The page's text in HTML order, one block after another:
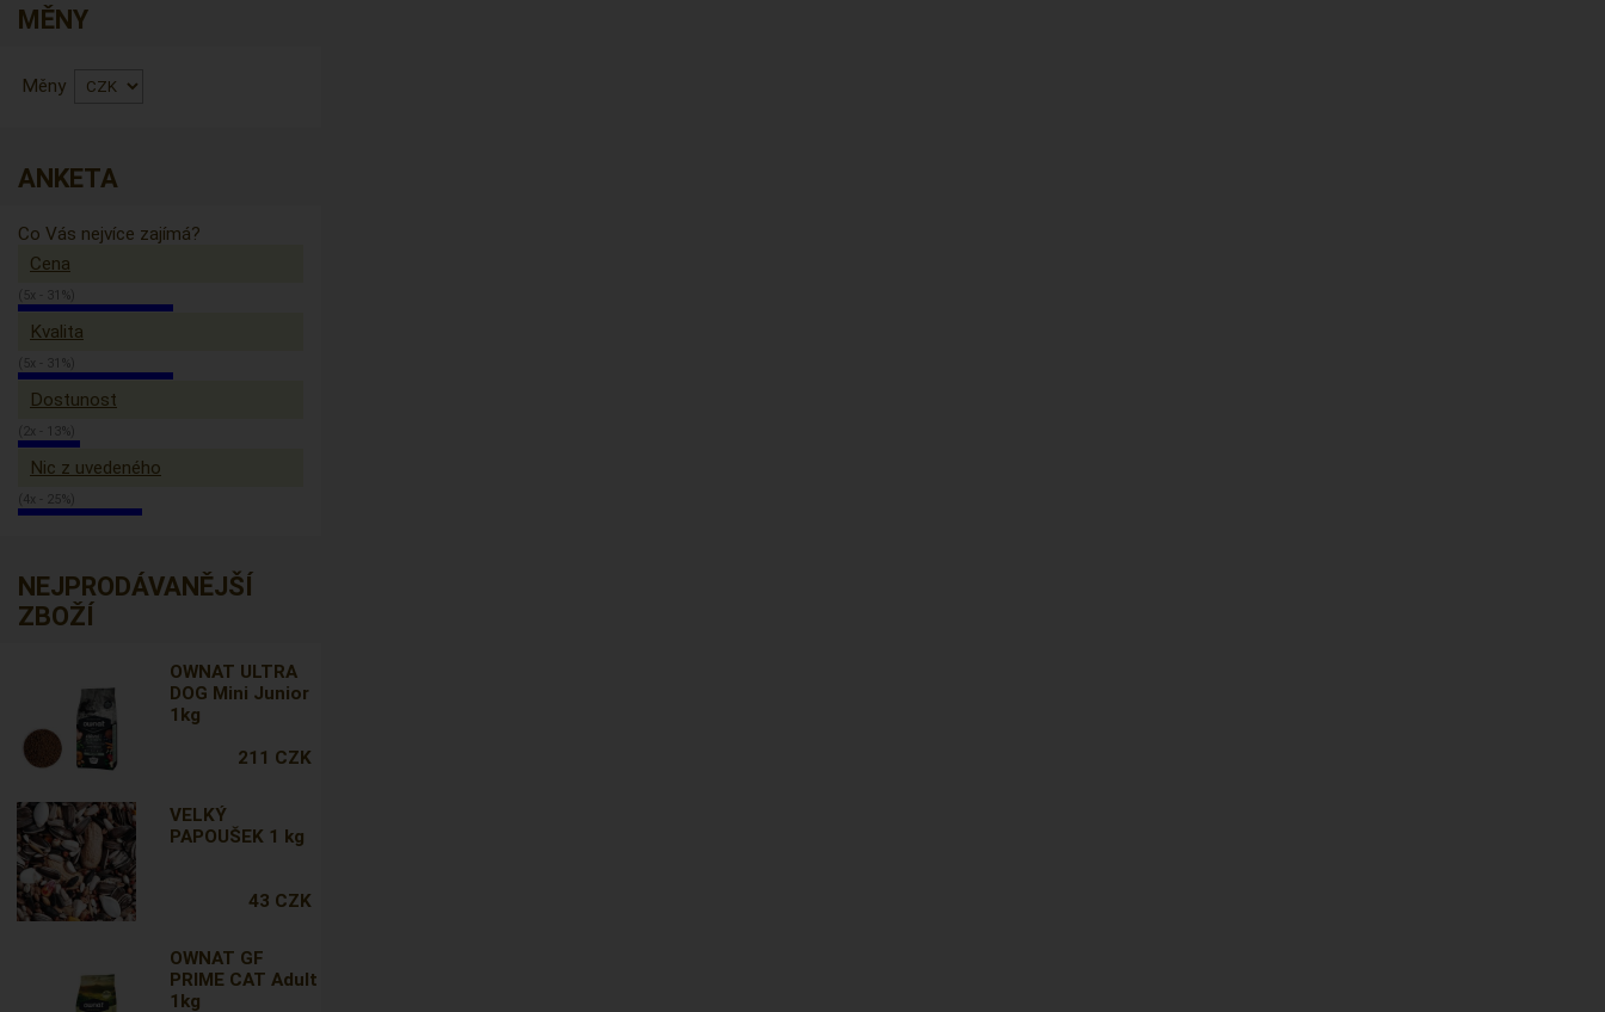
MĚNY
Měny
ANKETA
Co Vás nejvíce zajímá?
Cena
(5x - 31%)
Kvalita
(5x - 31%)
Dostunost
(2x - 13%)
Nic z uvedeného
(4x - 25%)
NEJPRODÁVANĚJŠÍ
ZBOŽÍ
OWNAT ULTRA
DOG Mini Junior
1kg
211 CZK
VELKÝ
PAPOUŠEK 1 kg
43 CZK
OWNAT GF
PRIME CAT Adult
1kg